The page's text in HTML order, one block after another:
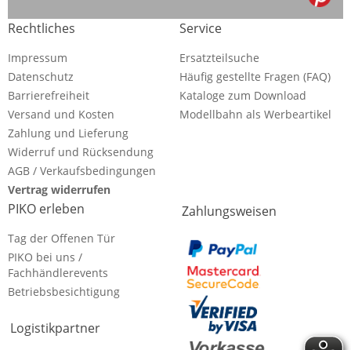
Rechtliches
Impressum
Datenschutz
Barrierefreiheit
Versand und Kosten
Zahlung und Lieferung
Widerruf und Rücksendung
AGB / Verkaufsbedingungen
Vertrag widerrufen
Service
Ersatzteilsuche
Häufig gestellte Fragen (FAQ)
Kataloge zum Download
Modellbahn als Werbeartikel
PIKO erleben
Tag der Offenen Tür
PIKO bei uns /
Fachhändlerevents
Betriebsbesichtigung
Logistikpartner
Zahlungsweisen